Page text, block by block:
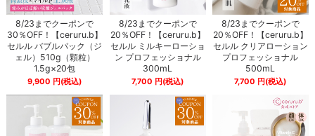
8/23までクーポンで
30％OFF！【ceruru.b】
セルル バブルパック（ジ
ェル）510g（顆粒）
1.5g×20包
9,900 円(税込)
8/23までクーポンで
20％OFF！【ceruru.b】
セルル ミルキーローショ
ン プロフェッショナル
300mL
7,700 円(税込)
8/23までクーポンで
20％OFF！【ceruru.b】
セルル クリアローション
プロフェッショナル
500mL
7,700 円(税込)